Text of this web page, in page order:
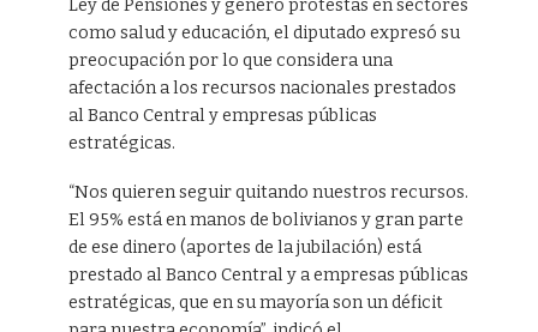
Ley de Pensiones y generó protestas en sectores
como salud y educación, el diputado expresó su
preocupación por lo que considera una
afectación a los recursos nacionales prestados
al Banco Central y empresas públicas
estratégicas.
“Nos quieren seguir quitando nuestros recursos.
El 95% está en manos de bolivianos y gran parte
de ese dinero (aportes de la jubilación) está
prestado al Banco Central y a empresas públicas
estratégicas, que en su mayoría son un déficit